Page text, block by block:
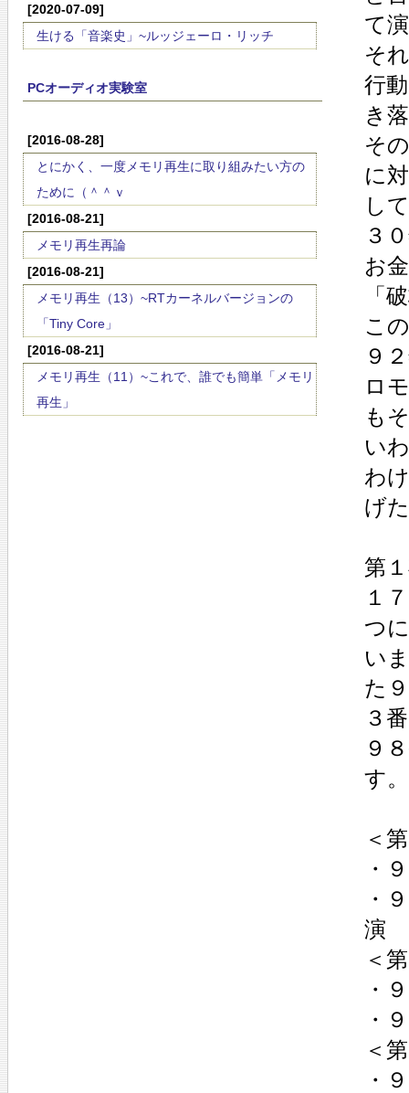
[2020-07-09]
生ける「音楽史」~ルッジェーロ・リッチ
PCオーディオ実験室
[2016-08-28]
とにかく、一度メモリ再生に取り組みたい方の
ために（＾＾ｖ
[2016-08-21]
メモリ再生再論
[2016-08-21]
メモリ再生（13）~RTカーネルバージョンの
「Tiny Core」
[2016-08-21]
メモリ再生（11）~これで、誰でも簡単「メモリ
再生」
て
そ
行
き
そ
に
し
３
お
「
こ
９
ロ
も
い
わ
げ
第
１
つ
い
た
３
９
す。
＜
・
・
演
＜
・
・
＜
・